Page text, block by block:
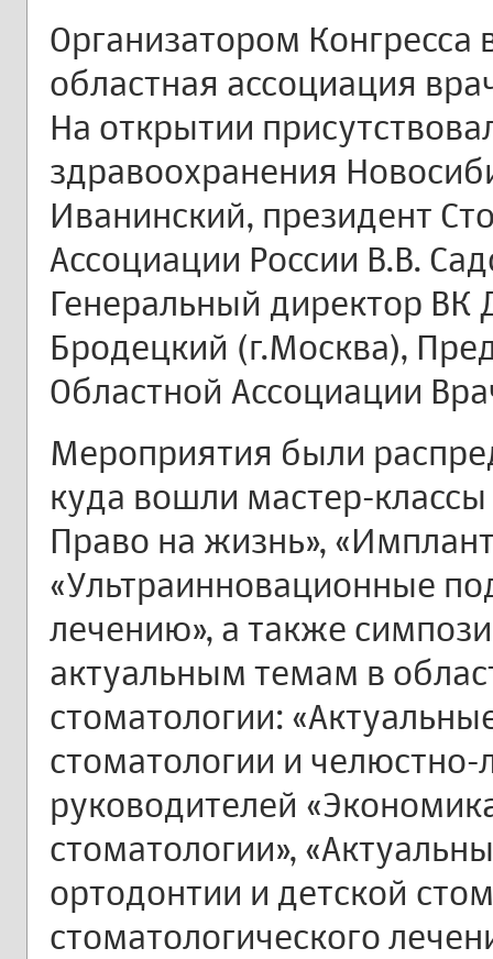
Организатором
областная ассоциация
На открытии
здравоохранения
Иванинский, президент
Ассоциации России В.В.
Генеральный директор
Бродецкий (г.Москва),
Областной Ассоциации
Мероприятия были
куда вошли мастер-
Право на жизнь»,
«Ультраинновационные
лечению», а также
актуальным темам в
стоматологии:
стоматологии и
руководителей
стоматологии»,
ортодонтии и детской
стоматологического